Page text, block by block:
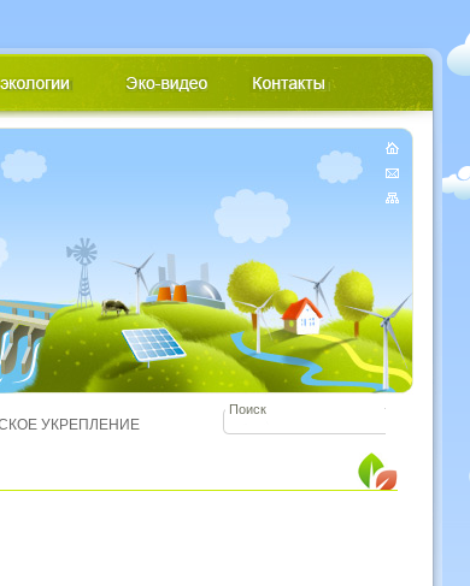
УКРЕПЛЕНИЕ